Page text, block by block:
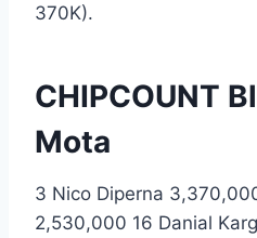
370K).
CHIPCOUNT
Mota
3 Nico Diperna
2,530,000 16 Danial